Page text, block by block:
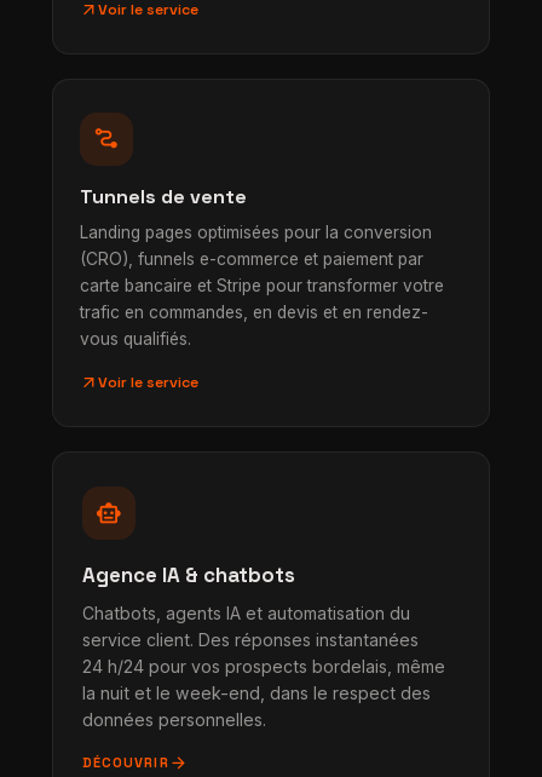
arrow_outwardVoir le service
conversion_path
Tunnels de vente
Landing pages optimisées pour la conversion
(CRO), funnels e-commerce et paiement par
carte bancaire et Stripe pour transformer votre
trafic en commandes, en devis et en rendez-
vous qualifiés.
arrow_outwardVoir le service
smart_toy
Agence IA & chatbots
Chatbots, agents IA et automatisation du
service client. Des réponses instantanées
24 h/24 pour vos prospects bordelais, même
la nuit et le week-end, dans le respect des
données personnelles.
DÉCOUVRIR arrow_forward